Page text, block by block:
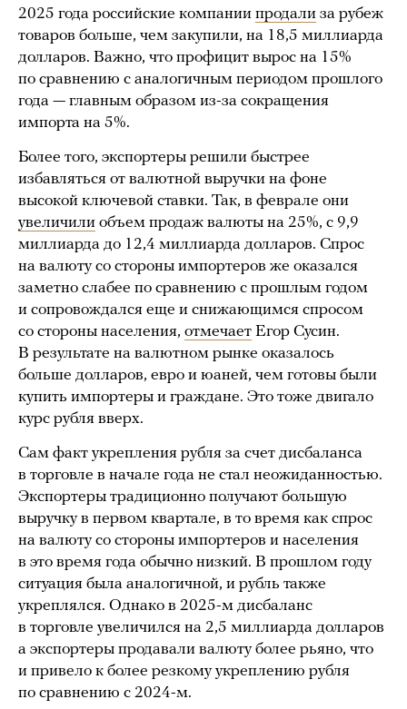
2025 года российские компании продали за рубеж
товаров больше, чем закупили, на 18,5 миллиарда
долларов. Важно, что профицит вырос на 15%
по сравнению с аналогичным периодом прошлого
года — главным образом из-за сокращения
импорта на 5%.
Более того, экспортеры решили быстрее
избавляться от валютной выручки на фоне
высокой ключевой ставки. Так, в феврале они
увеличили объем продаж валюты на 25%, с 9,9
миллиарда до 12,4 миллиарда долларов. Спрос
на валюту со стороны импортеров же оказался
заметно слабее по сравнению с прошлым годом
и сопровождался еще и снижающимся спросом
со стороны населения, отмечает Егор Сусин.
В результате на валютном рынке оказалось
больше долларов, евро и юаней, чем готовы были
купить импортеры и граждане. Это тоже двигало
курс рубля вверх.
Сам факт укрепления рубля за счет дисбаланса
в торговле в начале года не стал неожиданностью.
Экспортеры традиционно получают большую
выручку в первом квартале, в то время как спрос
на валюту со стороны импортеров и населения
в это время года обычно низкий. В прошлом году
ситуация была аналогичной, и рубль также
укреплялся. Однако в 2025-м дисбаланс
в торговле увеличился на 2,5 миллиарда долларов
а экспортеры продавали валюту более рьяно, что
и привело к более резкому укреплению рубля
по сравнению с 2024-м.